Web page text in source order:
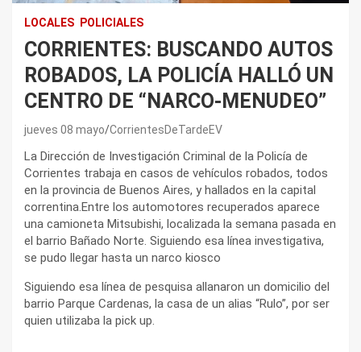
LOCALES POLICIALES
CORRIENTES: BUSCANDO AUTOS
ROBADOS, LA POLICÍA HALLÓ UN
CENTRO DE “NARCO-MENUDEO”
jueves 08 mayo CorrientesDeTardeEV
La Dirección de Investigación Criminal de la Policía de
Corrientes trabaja en casos de vehículos robados, todos
en la provincia de Buenos Aires, y hallados en la capital
correntina.Entre los automotores recuperados aparece
una camioneta Mitsubishi, localizada la semana pasada en
el barrio Bañado Norte. Siguiendo esa línea investigativa,
se pudo llegar hasta un narco kiosco
Siguiendo esa línea de pesquisa allanaron un domicilio del
barrio Parque Cardenas, la casa de un alias “Rulo”, por ser
quien utilizaba la pick up.